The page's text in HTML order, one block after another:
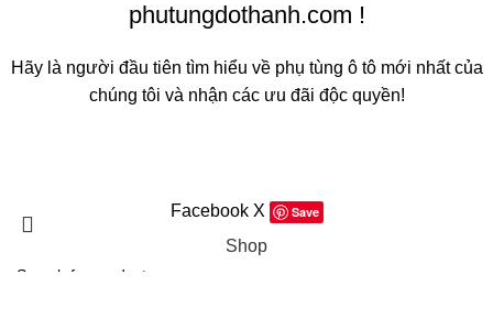
phutungdothanh.com !
Hãy là người đầu tiên tìm hiểu về phụ tùng ô tô mới nhất của
chúng tôi và nhận các ưu đãi độc quyền!
Facebook X Save
Shop